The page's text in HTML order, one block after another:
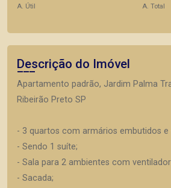
A. Útil A. Total
Descrição do Imóvel
Apartamento padrão, Jardim Palma
Ribeirão Preto SP
- 3 quartos com armários embutidos
- Sendo 1 suíte;
- Sala para 2 ambientes com
- Sacada;